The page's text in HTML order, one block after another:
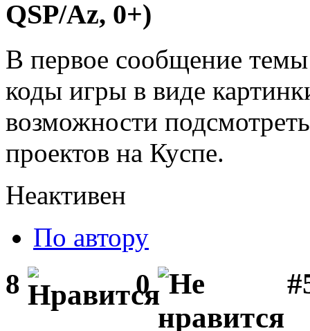
QSP/Az, 0+)
В первое сообщение
коды игры в виде
возможности
проектов на Куспе.
Неактивен
По автору
8 0